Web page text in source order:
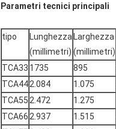
Parametri tecnici principali
tipo
Lunghezza
(millimetri)
Larghezza
(millimetri)
TCA33 1735 895
TCA442.084 1.075
TCA552.472 1.275
TCA662.937 1.515